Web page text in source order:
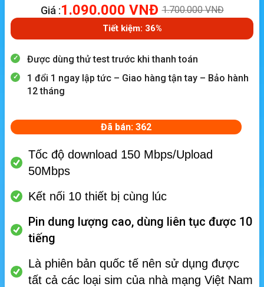
Giá :1.090.000 VNĐ 1.700.000VNĐ
Tiết kiệm: 36%
Được dùng thử test trước khi thanh toán
1 đổi 1 ngay lập tức – Giao hàng tận tay – Bảo hành
12 tháng
Đã bán: 362
Tốc độ download 150 Mbps/Upload
50Mbps
Kết nối 10 thiết bị cùng lúc
Pin dung lượng cao, dùng liên tục được 10
tiếng
Là phiên bản quốc tế nên sử dụng được
tất cả các loại sim của nhà mạng Việt Nam